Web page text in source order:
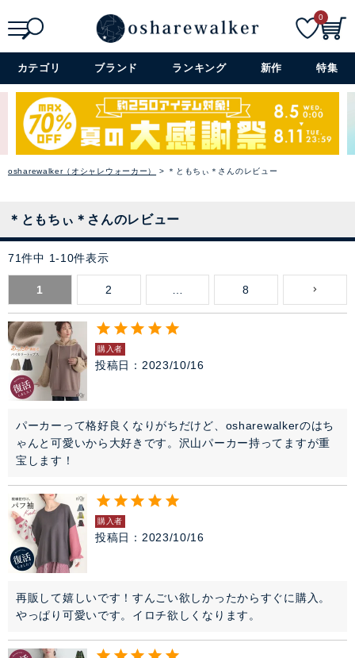
詳細検索+
0
カテゴリ ブランド ランキング 新作 特集
osharewalker（オシャレウォーカー） ＊ともちぃ＊さんのレビュー
＊ともちぃ＊さんのレビュー
71件中 1-10件表示
1 2 8
購入者
投稿日 2023/10/16
パーカーって格好良くなりがちだけど、osharewalkerのはち
ゃんと可愛いから大好きです。沢山パーカー持ってますが重
宝します！
購入者
投稿日 2023/10/16
再販して嬉しいです！すんごい欲しかったからすぐに購入。
やっぱり可愛いです。イロチ欲しくなります。